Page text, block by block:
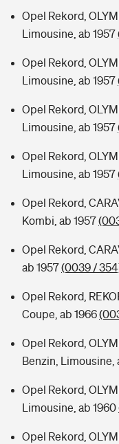
Opel Rekord,
Limousine, ab 1957
Opel Rekord,
Limousine, ab 1957
Opel Rekord,
Limousine, ab 1957
Opel Rekord,
Limousine, ab 1957
Opel Rekord,
Kombi, ab 1957
Opel Rekord,
ab 1957(0039 /
Opel Rekord,
Coupe, ab 1966
Opel Rekord,
Benzin, Limousine,
Opel Rekord,
Limousine, ab 1960
Opel Rekord,